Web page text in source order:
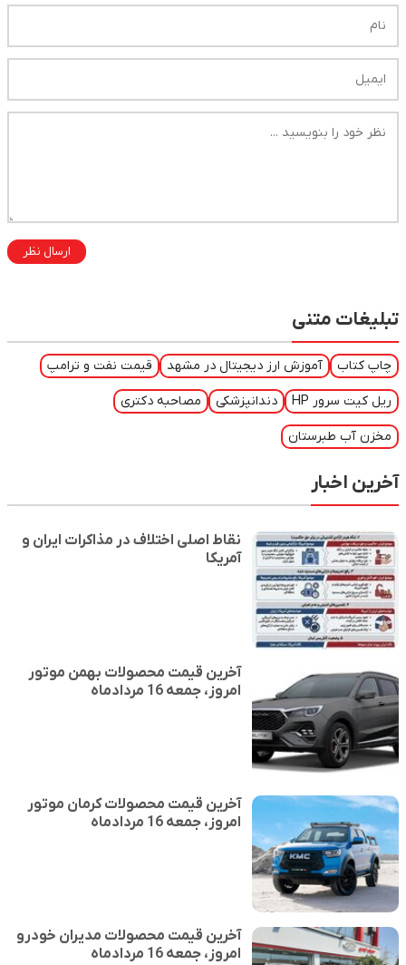
ارسال نظر
تبلیغات متنی
چاپ کتاب آموزش ارز دیجیتال در مشهد قیمت نفت و ترامپ
ریل کیت سرور HP دندانپزشکی مصاحبه دکتری
مخزن آب طبرستان
آخرین اخبار
نقاط اصلی اختلاف در مذاکرات ایران و
آمریکا
آخرین قیمت محصولات بهمن موتور
امروز، جمعه 16 مردادماه
آخرین قیمت محصولات کرمان موتور
امروز، جمعه 16 مردادماه
آخرین قیمت محصولات مدیران خودرو
امروز، جمعه 16 مردادماه